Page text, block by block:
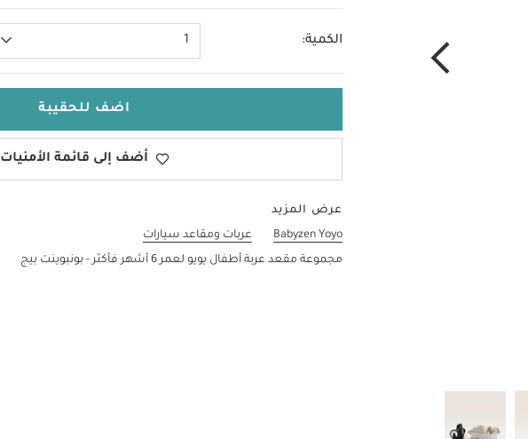
الكمية: 1
اضف للحقيبة
أضف إلى قائمة الأمنيات
عرض المزيد
Babyzen Yoyo
عربات ومقاعد سيارات
مجموعة مقعد عربة أطفال يويو لعمر 6 أشهر فأكثر - بونبوينت بيج